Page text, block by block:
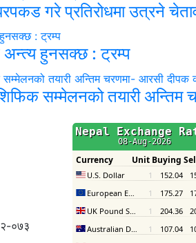
गरे प्रतिरोधमा उत्रने
अन्त्य हुनसक्छ : ट्रम्प
सम्मेलनको तयारी
०७३